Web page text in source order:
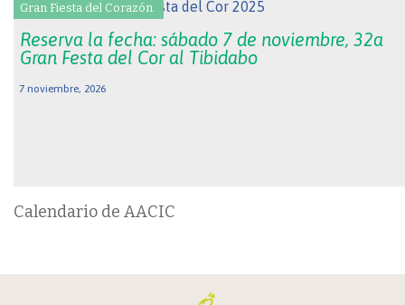
Gran Fiesta del Corazón.
Reserva la fecha: sábado 7 de noviembre, 32a
Gran Festa del Cor al Tibidabo
7 noviembre, 2026
Calendario de AACIC